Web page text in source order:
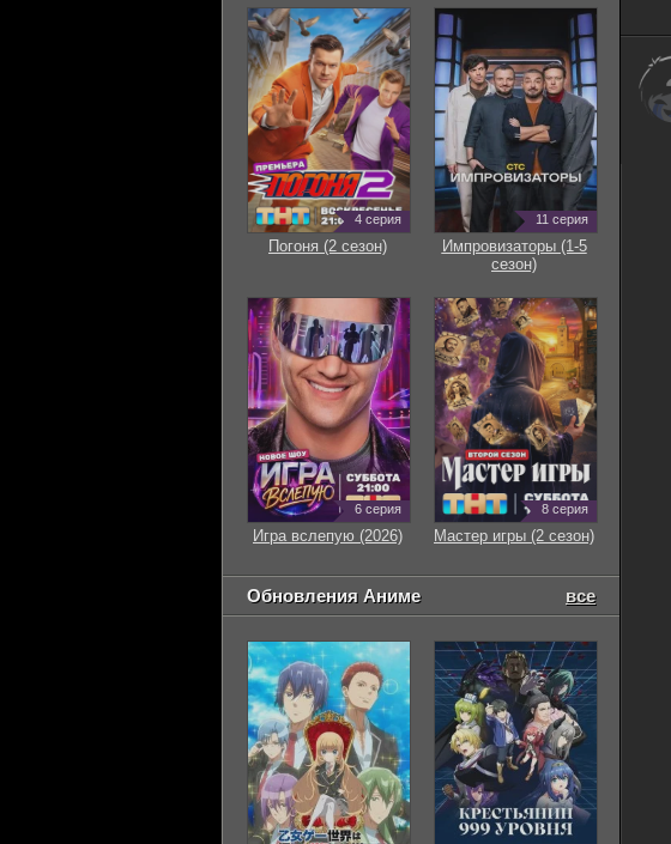
4 серия
Погоня (2 сезон)
11 серия
Импровизаторы (1-5
сезон)
6 серия
Игра вслепую (2026)
8 серия
Мастер игры (2 сезон)
Обновления Аниме все